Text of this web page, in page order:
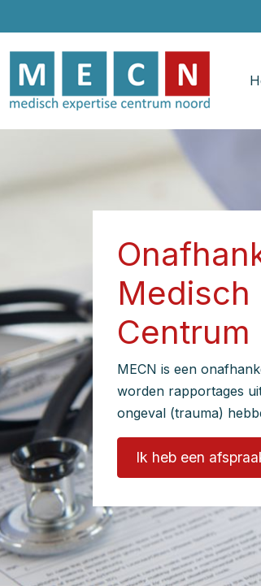
Medisch
Centrum
MECN is een
worden rapportages
ongeval (trauma)
Ik heb een